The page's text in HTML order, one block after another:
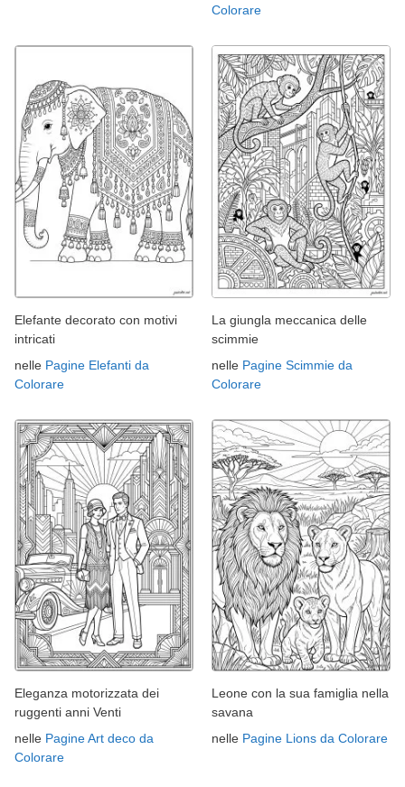
Colorare
Elefante decorato con motivi
intricati
nelle Pagine Elefanti da
Colorare
La giungla meccanica delle
scimmie
nelle Pagine Scimmie da
Colorare
Eleganza motorizzata dei
ruggenti anni Venti
nelle Pagine Art deco da
Colorare
Leone con la sua famiglia nella
savana
nelle Pagine Lions da Colorare